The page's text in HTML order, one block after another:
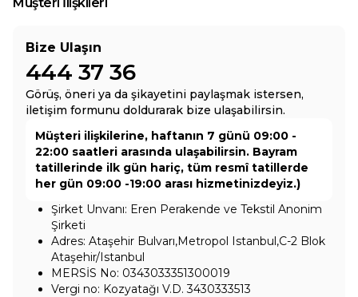
Bize Ulaşın
444 37 36
Görüş, öneri ya da şikayetini paylaşmak istersen,
iletişim formunu doldurarak bize ulaşabilirsin.
Müşteri ilişkilerine, haftanın 7 günü 09:00 -
22:00 saatleri arasında ulaşabilirsin. Bayram
tatillerinde ilk gün hariç, tüm resmî tatillerde
her gün 09:00 -19:00 arası hizmetinizdeyiz.)
Şirket Unvanı: Eren Perakende ve Tekstil Anonim
Şirketi
Adres: Ataşehir Bulvarı,Metropol Istanbul,C-2 Blok
Ataşehir/Istanbul
MERSİS No: 0343033351300019
Vergi no: Kozyatağı V.D. 3430333513